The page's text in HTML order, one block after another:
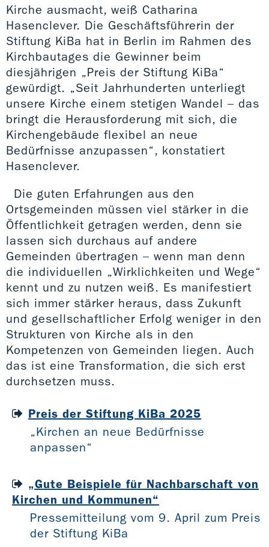
Kirche ausmacht, weiß Catharina
Hasenclever. Die Geschäftsführerin der
Stiftung KiBa hat in Berlin im Rahmen des
Kirchbautages die Gewinner beim
diesjährigen „Preis der Stiftung KiBa“
gewürdigt. „Seit Jahrhunderten unterliegt
unsere Kirche einem stetigen Wandel – das
bringt die Herausforderung mit sich, die
Kirchengebäude flexibel an neue
Bedürfnisse anzupassen“, konstatiert
Hasenclever.
Die guten Erfahrungen aus den
Ortsgemeinden müssen viel stärker in die
Öffentlichkeit getragen werden, denn sie
lassen sich durchaus auf andere
Gemeinden übertragen – wenn man denn
die individuellen „Wirklichkeiten und Wege“
kennt und zu nutzen weiß. Es manifestiert
sich immer stärker heraus, dass Zukunft
und gesellschaftlicher Erfolg weniger in den
Strukturen von Kirche als in den
Kompetenzen von Gemeinden liegen. Auch
das ist eine Transformation, die sich erst
durchsetzen muss.
Preis der Stiftung KiBa 2025
„Kirchen an neue Bedürfnisse
anpassen“
„Gute Beispiele für Nachbarschaft von
Kirchen und Kommunen“
Pressemitteilung vom 9. April zum Preis
der Stiftung KiBa